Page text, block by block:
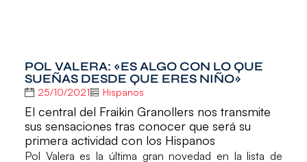
POL VALERA: «ES ALGO CON LO QUE
SUEÑAS DESDE QUE ERES NIÑO»
25/10/2021 Hispanos
El central del Fraikin Granollers nos transmite
sus sensaciones tras conocer que será su
primera actividad con los Hispanos
Pol Valeraes la última gran novedad en la lista de